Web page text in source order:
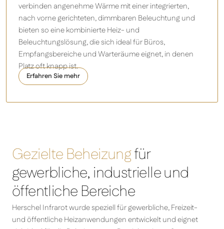
verbinden angenehme Wärme mit einer integrierten,
nach vorne gerichteten, dimmbaren Beleuchtung und
bieten so eine kombinierte Heiz- und
Beleuchtungslösung, die sich ideal für Büros,
Empfangsbereiche und Warteräume eignet, in denen
Platz oft knapp ist.
Erfahren Sie mehr
MANHATTAN 3000 Watt
Gezielte Beheizungfür
gewerbliche, industrielle und
öffentliche Bereiche
Herschel Infrarot wurde speziell für gewerbliche, Freizeit-
und öffentliche Heizanwendungen entwickelt und eignet